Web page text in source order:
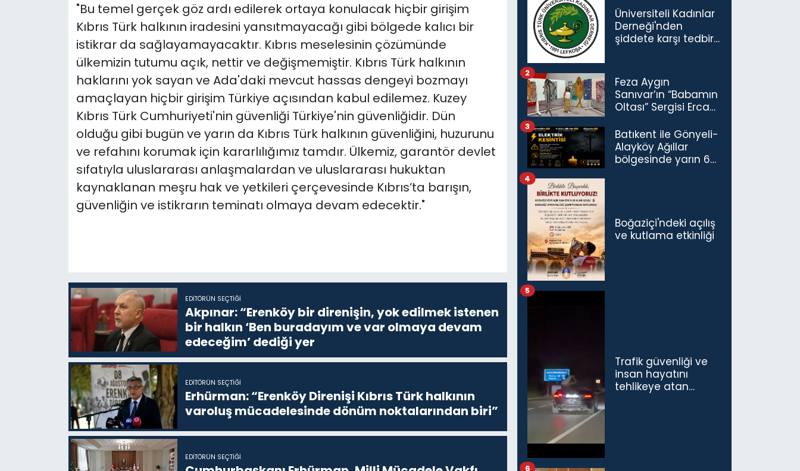
"Bu temel gerçek göz ardı edilerek ortaya konulacak hiçbir girişim
Kıbrıs Türk halkının iradesini yansıtmayacağı gibi bölgede kalıcı bir
istikrar da sağlayamayacaktır. Kıbrıs meselesinin çözümünde
ülkemizin tutumu açık, nettir ve değişmemiştir. Kıbrıs Türk halkının
haklarını yok sayan ve Ada'daki mevcut hassas dengeyi bozmayı
amaçlayan hiçbir girişim Türkiye açısından kabul edilemez. Kuzey
Kıbrıs Türk Cumhuriyeti'nin güvenliği Türkiye'nin güvenliğidir. Dün
olduğu gibi bugün ve yarın da Kıbrıs Türk halkının güvenliğini, huzurunu
ve refahını korumak için kararlılığımız tamdır. Ülkemiz, garantör devlet
sıfatıyla uluslararası anlaşmalardan ve uluslararası hukuktan
kaynaklanan meşru hak ve yetkileri çerçevesinde Kıbrıs’ta barışın,
güvenliğin ve istikrarın teminatı olmaya devam edecektir."
EDITÖRÜN SEÇTIĞI
Akpınar: “Erenköy bir direnişin, yok edilmek istenen
bir halkın ‘Ben buradayım ve var olmaya devam
edeceğim’ dediği yer
EDITÖRÜN SEÇTIĞI
Erhürman: “Erenköy Direnişi Kıbrıs Türk halkının
varoluş mücadelesinde dönüm noktalarından biri”
EDITÖRÜN SEÇTIĞI
Üniversiteli Kadınlar
Derneği'nden
şiddete karşı tedbir
Feza Aygın
Sanıvar’ın “Babamın
Oltası” Sergisi Ercan
Açıldı
2
Batıkent ile Gönyeli-
Alayköy Ağıllar
bölgesinde yarın 6
3
Boğaziçi'ndeki açılış
ve kutlama etkinliği
4
Trafik güvenliği ve
insan hayatını
tehlikeye atan
5
6